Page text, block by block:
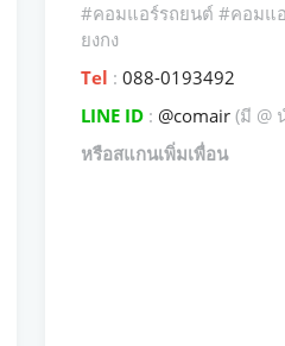
#คอมแอร์รถยนต์ #คอมแ
ยงกง
Tel : 088-0193492
LINE ID : @comair (มี @
หรือสแกนเพิ่มเพื่อน